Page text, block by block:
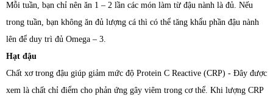
Mỗi tuần, bạn chỉ nên ăn 1 – 2 lần các món làm từ đậu nành là đủ. Nếu
trong tuần, bạn không ăn đủ lượng cá thì có thể tăng khẩu phần đậu nành
lên để duy trì đủ Omega – 3.
Hạt đậu
Chất xơ trong đậu giúp giảm mức độ Protein C Reactive (CRP) - Đây được
xem là chất chỉ điểm cho phản ứng gây viêm trong cơ thể. Khi lượng CRP